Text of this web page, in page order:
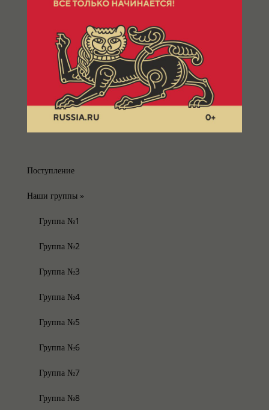
Поступление
Наши группы»
Группа №1
Группа №2
Группа №3
Группа №4
Группа №5
Группа №6
Группа №7
Группа №8